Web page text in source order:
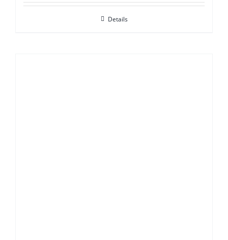
Details